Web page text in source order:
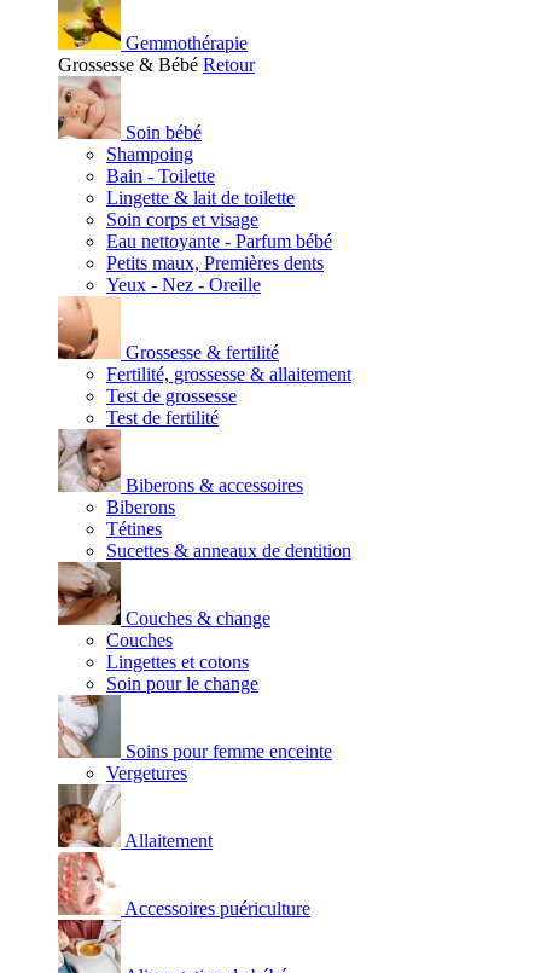
Gemmothérapie
Grossesse & Bébé Retour
Soin bébé
Shampoing
Bain - Toilette
Lingette & lait de toilette
Soin corps et visage
Eau nettoyante - Parfum bébé
Petits maux, Premières dents
Yeux - Nez - Oreille
Grossesse & fertilité
Fertilité, grossesse & allaitement
Test de grossesse
Test de fertilité
Biberons & accessoires
Biberons
Tétines
Sucettes & anneaux de dentition
Couches & change
Couches
Lingettes et cotons
Soin pour le change
Soins pour femme enceinte
Vergetures
Allaitement
Accessoires puériculture